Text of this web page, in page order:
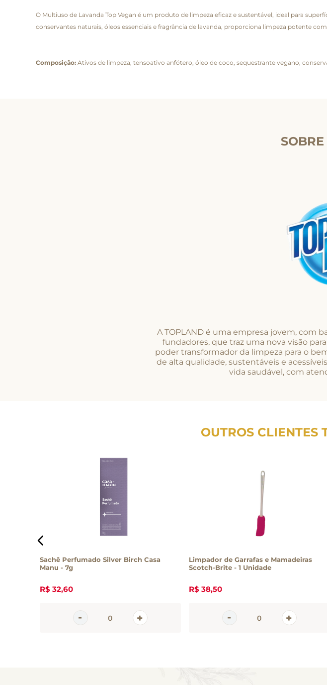
O Multiuso de Lavanda Top Vegan é um produto de limpeza eficaz e sustentável, ideal para
conservantes naturais, óleos essenciais e fragrância de lavanda, proporciona limpeza potente
Composição: Ativos de limpeza, tensoativo anfótero, óleo de coco, sequestrante vegano,
A TOPLAND é uma empresa jovem, com
fundadores, que traz uma nova visão
poder transformador da limpeza para o
de alta qualidade, sustentáveis e
vida saudável, com
OUTROS CLIENTES
Sachê Perfumado Silver Birch Casa
Manu - 7g
R$ 32,60
Limpador de Garrafas e Mamadeiras
Scotch-Brite - 1 Unidade
R$ 38,50